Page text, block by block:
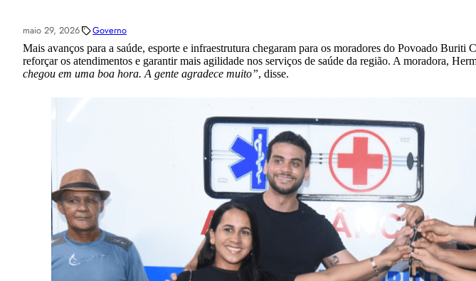
maio 29, 2026 Governo
Mais avanços para a saúde, esporte e infraestrutura chegaram para os moradores do Povoado
reforçar os atendimentos e garantir mais agilidade nos serviços de saúde da região. A moradora,
chegou em uma boa hora. A gente agradece muito”, disse.